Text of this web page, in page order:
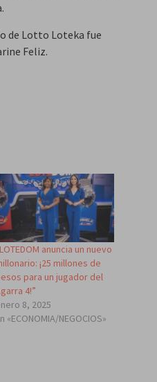
de Lotto Loteka fue
Feliz.
anuncia un nuevo
¡25 millones de
para un jugador del
4!”
8, 2025
«ECONOMIA/NEGOCIOS»